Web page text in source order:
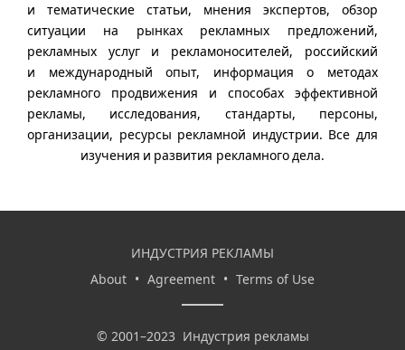
и тематические статьи, мнения экспертов, обзор
ситуации на рынках рекламных предложений,
рекламных услуг и рекламоносителей, российский
и международный опыт, информация о методах
рекламного продвижения и способах эффективной
рекламы, исследования, стандарты, персоны,
организации, ресурсы рекламной индустрии. Все для
изучения и развития рекламного дела.
ИНДУСТРИЯ РЕКЛАМЫ
About • Agreement • Terms of Use
© 2001–2023 Индустрия рекламы